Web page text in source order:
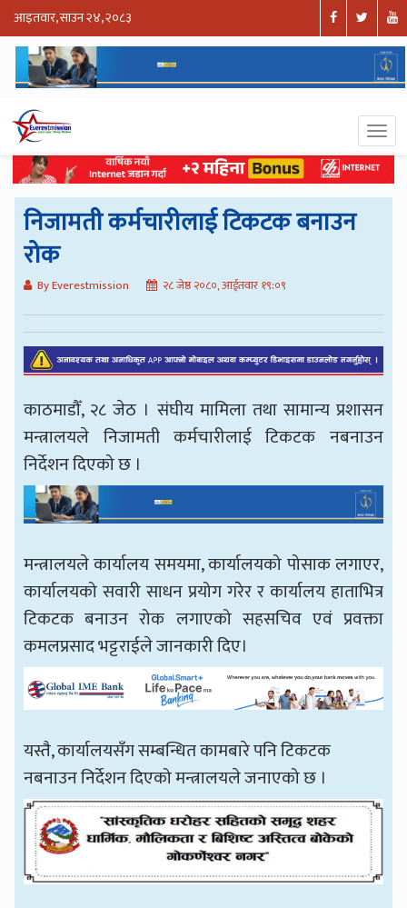
आइतवार, साउन २४, २०८३
निजामती कर्मचारीलाई टिकटक बनाउन
रोक
By Everestmission २८ जेष्ठ २०८०, आईतवार १९:०९
काठमाडौँ, २८ जेठ । संघीय मामिला तथा सामान्य प्रशासन
मन्त्रालयले निजामती कर्मचारीलाई टिकटक नबनाउन
निर्देशन दिएको छ ।
मन्त्रालयले कार्यालय समयमा, कार्यालयको पोसाक लगाएर,
कार्यालयको सवारी साधन प्रयोग गरेर र कार्यालय हाताभित्र
टिकटक बनाउन रोक लगाएको सहसचिव एवं प्रवक्ता
कमलप्रसाद भट्टराईले जानकारी दिए।
यस्तै, कार्यालयसँग सम्बन्धित कामबारे पनि टिकटक
नबनाउन निर्देशन दिएको मन्त्रालयले जनाएको छ ।